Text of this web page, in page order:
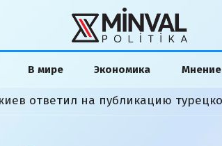
В мире Экономика Мнение